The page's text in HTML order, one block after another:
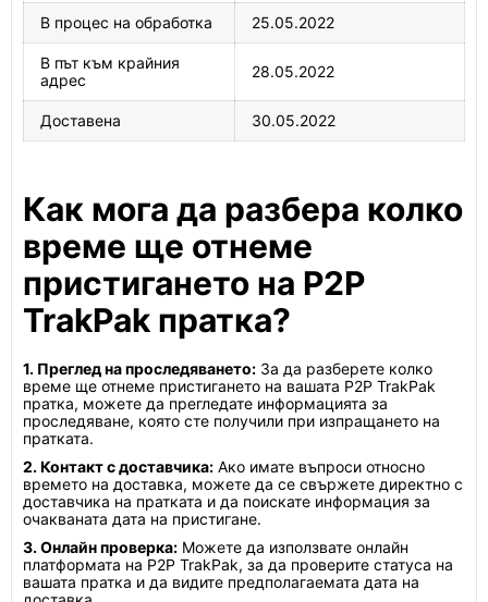
В процес на обработка 25.05.2022
В път към крайния
адрес
28.05.2022
Доставена 30.05.2022
Как мога да разбера колко
време ще отнеме
пристигането на P2P
TrakPak пратка?
1. Преглед на проследяването: За да разберете колко
време ще отнеме пристигането на вашата P2P TrakPak
пратка, можете да прегледате информацията за
проследяване, която сте получили при изпращането на
пратката.
2. Контакт с доставчика: Ако имате въпроси относно
времето на доставка, можете да се свържете директно с
доставчика на пратката и да поискате информация за
очакваната дата на пристигане.
3. Онлайн проверка: Можете да използвате онлайн
платформата на P2P TrakPak, за да проверите статуса на
вашата пратка и да видите предполагаемата дата на